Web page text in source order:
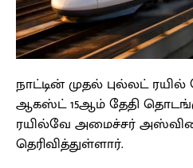
நாட்டின் முதல் புல்லட்
ஆகஸ்ட் 15ஆம் தேதி
ரயில்வே அமைச்சர்
தெரிவித்துள்ளார்.